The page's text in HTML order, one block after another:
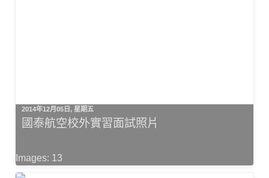
2014年12月05日, 星期五
國泰航空校外實習面試照片
Images: 13